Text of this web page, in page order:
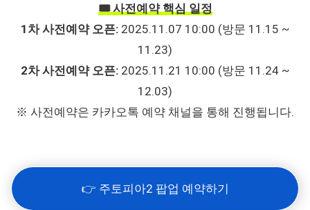
🎟 사전예약 핵심 일정
1차 사전예약 오픈:2025.11.07 10:00 (방문 11.15 ~
11.23)
2차 사전예약 오픈:2025.11.21 10:00 (방문 11.24 ~
12.03)
※ 사전예약은 카카오톡 예약 채널을 통해 진행됩니다.
👉 주토피아2 팝업 예약하기